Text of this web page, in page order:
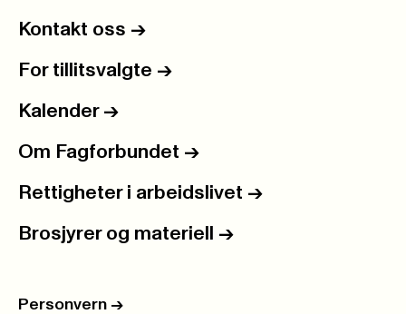
Kontakt oss ->
For tillitsvalgte ->
Kalender ->
Om Fagforbundet ->
Rettigheter i arbeidslivet ->
Brosjyrer og materiell ->
Personvern ->